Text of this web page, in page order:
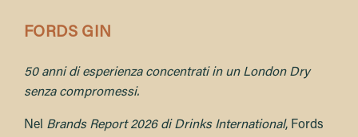
FORDS GIN
50 anni di esperienza concentrati in un London Dry
senza compromessi.
Nel Brands Report 2026 di Drinks International, Fords